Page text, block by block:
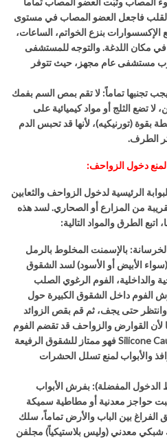
فاجعل العضو المصاب في مستوى
الإكسسوارات بنزع الخواتم، الساعات،
مكان اللدغة.والتوجه للمستشفى
مستشفى عام مجهز، حيث تتوفر
تجنبها تماماً: لا تقم بمص السم بفمك
تضع الثلج أو مواد كيميائية على
بقوة (تورنيكيه)، لأنها قد تحبس الدم
الطرف.
دخول الزواحف:
الرئيسية لدخول الزواحف والثعابين
من المزارع أو الصحاري. لسد هذه
الطرق والمواد التالية:
بالإسمنت المخلوط بالرمل
الأبيض أو الأسود) لسد الشقوق
والداخلية، الفوم الرغوي الصلب
الفوم داخل الشقوق الكبيرة حول
حتى يجف، ثم قم بقص الزوائد
القوارض والزواحف قد تقضم الفوم
Siliconeفهو ممتاز للشقوق الرفيعة
والأبواب لمنع تسلل الحشرات
الدخول المفضلة): بفرش الأبواب
حواجز معدنية أو مطاطية سميكة
الفراغ بين الباب والأرض تماماً، سلك
شبكي معدني (وليس بلاستيكياً) مجلفن